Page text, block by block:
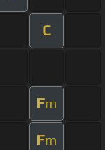
C
Fm
Fm